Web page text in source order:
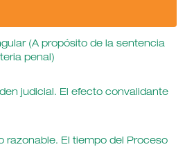
(A propósito de la sentencia
penal)
judicial. El efecto convalidante
razonable. El tiempo del Proceso